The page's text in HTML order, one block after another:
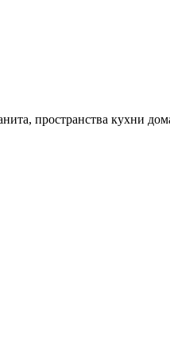
пространства кухни